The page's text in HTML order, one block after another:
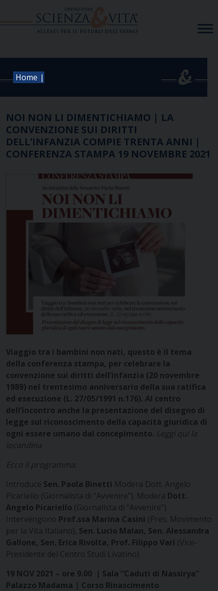
Home |
NOI NON LI DIMENTICHIAMO | LA
CONVENZIONE SUI DIRITTI
DELL’INFANZIA COMPIE TRENTA ANNI |
CONFERENZA STAMPA 19 NOVEMBRE 2021
Viaggio tra i bambini non nati, questo è il tema
della conferenza stampa, per celebrare la
convenzione sui diritti dell’infanzia (20 novembre
1989) nel trentesimo anniversario della sua ratifica
ed esecuzione (L. 27/05/1991 n.176). Al centro
dell’incontro anche la presentazione del disegno di
legge sul riconoscimento della capacità giuridica di
ogni essere umano dal concepimento. Leggi qui la
locandina
Ecco il programma:
Introduce Sen. Paola Binetti Modera Dott. Angelo
Picariello (Giornalista di “Avvenire”). Modera Dott.
Angelo Picariello (Giornalista di “Avvenire”)
Intervengono Prof.ssa Marina Casini (Pres. Movimento
per la Vita Italiano), Sen. Lucio Malan, Sen. Alessandra
Gallone, Sen. Erica Rivolta, Prof. Filippo Vari (Vice-
Presidente del Centro Studi Livatino).
19 NOV 2021 – ore 9.00 | Sala “Caduti di Nassirya”
Palazzo Madama | Corso Rinascimento